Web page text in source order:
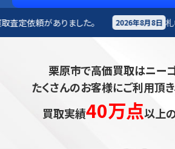
2026年8月8日 札幌来店 楽器買取査定依頼
栗原市で高価買取はニー
たくさんのお客様にご利用頂
買取実績40万点以上